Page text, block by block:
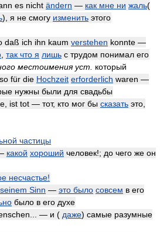
es nicht ändern — как мне ни жаль(
), я не смогу изменить этого
daß ich ihn kaum verstehen konnte —
так что я лишь с трудом понимал его
местоимения уст.
который
für die Hochzeit erforderlich waren —
нужны были для свадьбы
ist tot — тот, кто мог бы сказать это,
частицы
какой хороший человек!; до чего же он
несчастье!
Sinn — это было совсем в его
было в его духе
— и ( даже) самые разумные